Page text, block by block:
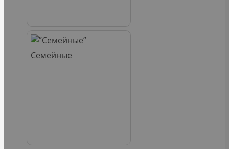
Семейные